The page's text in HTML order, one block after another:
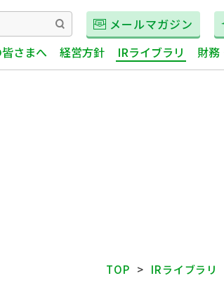
さまへ 経営方針 IRライブラリ 財務
メールマガジン
TOP IRライブラリ